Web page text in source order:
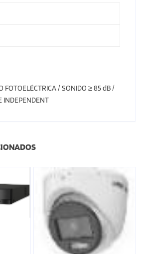
FOTOELÉCTRICA / SONIDO ≥ 85 dB /
INDEPENDENT